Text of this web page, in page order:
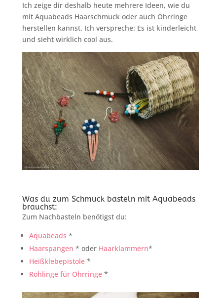
Ich zeige dir deshalb heute mehrere Ideen, wie du
mit Aquabeads Haarschmuck oder auch Ohrringe
herstellen kannst. Ich verspreche: Es ist kinderleicht
und sieht wirklich cool aus.
Was du zum Schmuck basteln mit Aquabeads
brauchst:
Zum Nachbasteln benötigst du:
Aquabeads *
Haarspangen * oder Haarklammern*
Heißklebepistole*
Rohlinge für Ohrringe*